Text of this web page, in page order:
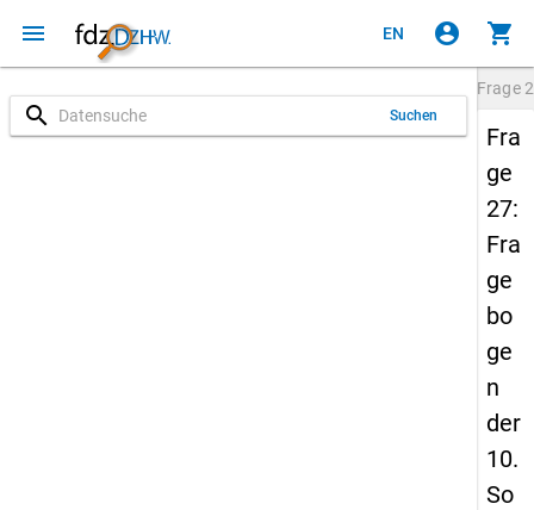
menu EN account_circle shopping_cart
search Suchen
Frage
Fra
ge
27:
Fra
ge
bo
ge
n
der
10.
So